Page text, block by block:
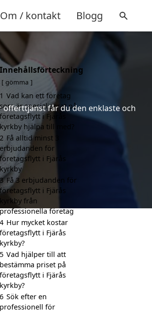
Om / kontakt Blogg
får du den enklaste och
Innehållsförteckning
gömma
1 Vad kan ett företag
som är specialiserat på
företagsflytt i Fjärås
kyrkby hjälpa till med?
2 Få alltid minst 3
erbjudanden för
företagsflytt i Fjärås
kyrkby
3 Få 3 erbjudanden för
företagsflytt i Fjärås
kyrkby från
professionella företag
4 Hur mycket kostar
företagsflytt i Fjärås
kyrkby?
5 Vad hjälper till att
bestämma priset på
företagsflytt i Fjärås
kyrkby?
6 Sök efter en
professionell för